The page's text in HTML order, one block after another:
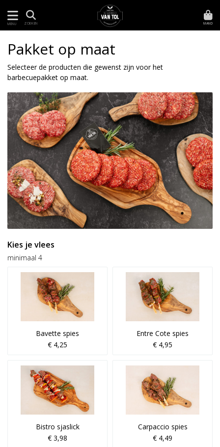
MENU ZOEKEN MAND
Pakket op maat
Selecteer de producten die gewenst zijn voor het
barbecuepakket op maat.
Kies je vlees
minimaal 4
Bavette spies
€ 4,25
Entre Cote spies
€ 4,95
Bistro sjaslick
€ 3,98
Carpaccio spies
€ 4,49